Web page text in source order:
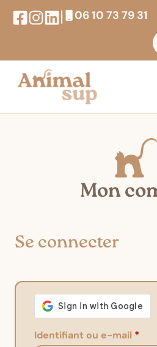
|
06 10 73 79 31
Mon
Se connecter
Identifiant ou e-mail *